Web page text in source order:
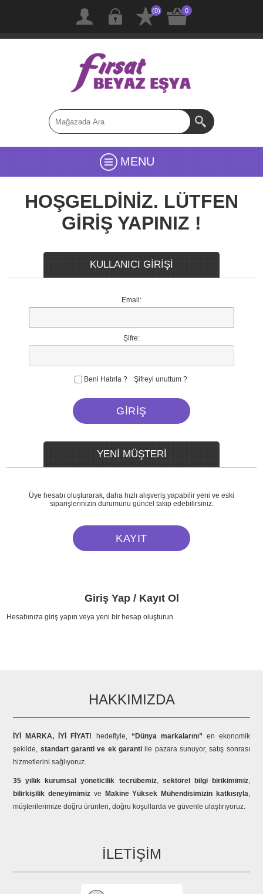
(0) 0
MENU
HOŞGELDİNİZ. LÜTFEN
GİRİŞ YAPINIZ !
KULLANICI GİRİŞİ
Email:
Şifre:
Beni Hatırla ? Şifreyi unuttum ?
YENİ MÜŞTERİ
Üye hesabı oluşturarak, daha hızlı alışveriş yapabilir yeni ve eski
siparişlerinizin durumunu güncel takip edebilirsiniz.
Giriş Yap / Kayıt Ol
Hesabınıza giriş yapın veya yeni bir hesap oluşturun.
HAKKIMIZDA
İYİ MARKA, İYİ FİYAT! hedefiyle, “Dünya markalarını” en ekonomik
şekilde, standart garanti ve ek garanti ile pazara sunuyor, satış sonrası
hizmetlerini sağlıyoruz.
35 yıllık kurumsal yöneticilik tecrübemiz, sektörel bilgi birikimimiz,
bilirkişilik deneyimimiz ve Makine Yüksek Mühendisimizin katkısıyla,
müşterilerimize doğru ürünleri, doğru koşullarda ve güvenle ulaştırıyoruz.
İLETIŞIM